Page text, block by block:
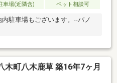
車場(近隣含) ペット相談可
内駐車場もございます。--パノ
木町八木鹿草 築16年7ヶ月